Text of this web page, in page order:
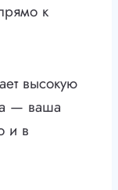
к
высокую
— ваша
и в